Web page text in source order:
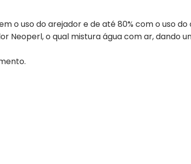
o uso do arejador e de até 80% com o uso do
Neoperl, o qual mistura água com ar, dando